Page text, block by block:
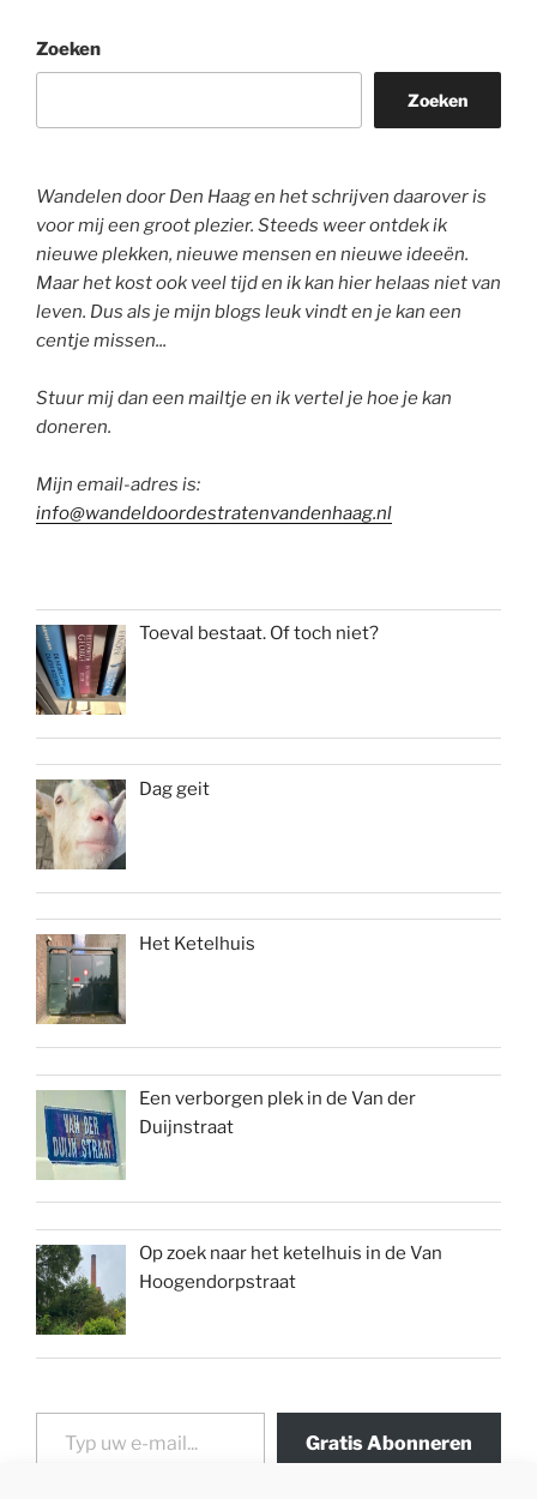
Zoeken
Zoeken
Wandelen door Den Haag en het schrijven daarover is
voor mij een groot plezier. Steeds weer ontdek ik
nieuwe plekken, nieuwe mensen en nieuwe ideeën.
Maar het kost ook veel tijd en ik kan hier helaas niet van
leven. Dus als je mijn blogs leuk vindt en je kan een
centje missen...
Stuur mij dan een mailtje en ik vertel je hoe je kan
doneren.
Mijn email-adres is:
info@wandeldoordestratenvandenhaag.nl
Toeval bestaat. Of toch niet?
Dag geit
Het Ketelhuis
Een verborgen plek in de Van der
Duijnstraat
Op zoek naar het ketelhuis in de Van
Hoogendorpstraat
Typ uw e-mail...
Gratis Abonneren